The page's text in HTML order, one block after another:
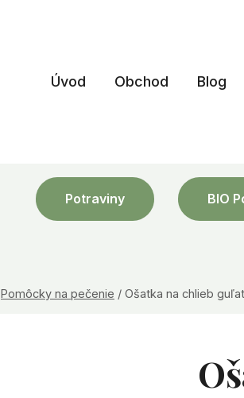
Úvod Obchod Blog
Potraviny BIO
Pomôcky na pečenie / Ošatka na chlieb